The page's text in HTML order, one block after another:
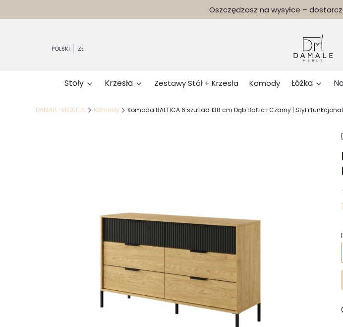
Oszczędzasz na wysyłce –
POLSKI ZŁ
Stoły Krzesła Zestawy Stół + Krzesła Komody Łóżka
DAMALE-MEBLE.PL Komody Komoda BALTICA 6 szuflad 138 cm Dąb Baltic+Czarny | Styl i